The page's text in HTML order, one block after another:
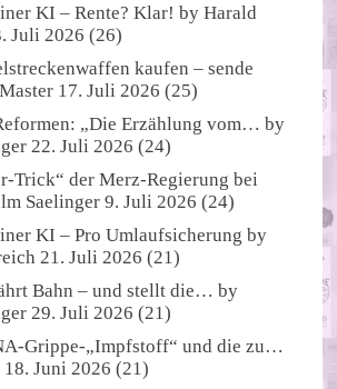
KI – Rente? Klar! byHarald
Juli 2026 (26)
kaufen – sende
17. Juli 2026 (25)
„Die Erzählung vom… by
22. Juli 2026 (24)
Trick“ der Merz-Regierung bei
Saelinger 9. Juli 2026 (24)
KI – Pro Umlaufsicherung by
21. Juli 2026 (21)
Bahn – und stellt die… by
29. Juli 2026 (21)
Grippe-„Impfstoff“ und die zu…
18. Juni 2026 (21)